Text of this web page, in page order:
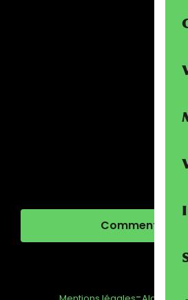
Comment venir